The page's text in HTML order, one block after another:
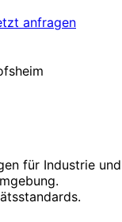
anfragen
für Industrie und